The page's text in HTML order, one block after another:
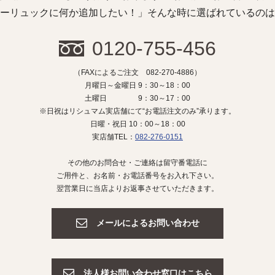
リュックに何か追加したい！」そんな時に選ばれているのは
0120-755-456
（FAXによるご注文 082-270-4886）
月曜日～金曜日 9：30～18：00
土曜日 9：30～17：00
※日祝はリシュマム実店舗にて“お電話注文のみ”承ります。
日曜・祝日 10：00～18：00
実店舗TEL： 082-276-0151
その他のお問合せ・ご連絡は留守番電話に
ご用件と、お名前・お電話番号をお入れ下さい。
翌営業日に当店よりお返事させていただきます。
メールによるお問い合わせ